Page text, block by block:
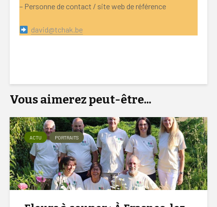
– Personne de contact / site web de référence
david@tchak.be
Vous aimerez peut-être...
ACTU PORTRAITS